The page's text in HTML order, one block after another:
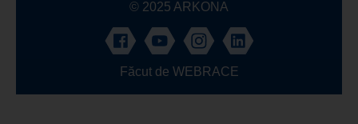
© 2025 ARKONA
Făcut de WEBRACE